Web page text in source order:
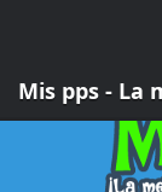
Mis pps - La